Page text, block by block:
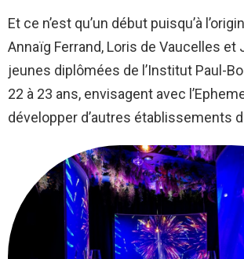
Et ce n’est qu’un début puisqu’à
Annaïg Ferrand, Loris de Vaucelles et
jeunes diplômées de l’Institut Paul-
22 à 23 ans, envisagent avec
développer d’autres établissements